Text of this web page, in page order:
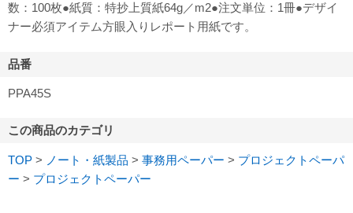
数：100枚●紙質：特抄上質紙64g／m2●注文単位：1冊●デザイ
ナー必須アイテム方眼入りレポート用紙です。
品番
PPA45S
この商品のカテゴリ
TOP > ノート・紙製品 > 事務用ペーパー > プロジェクトペーパ
ー > プロジェクトペーパー